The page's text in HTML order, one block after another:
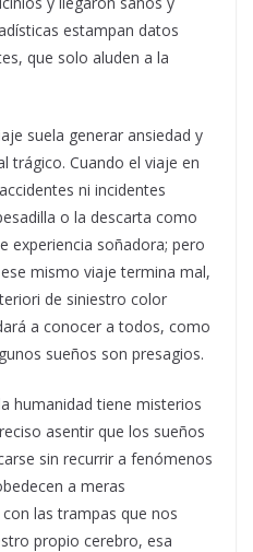
estampan datos
que solo aluden a la
suela generar ansiedad y
trágico. Cuando el viaje en
ni incidentes
o la descarta como
experiencia soñadora; pero
mismo viaje termina mal,
de siniestro color
a conocer a todos, como
sueños son presagios.
humanidad tiene misterios
asentir que los sueños
sin recurrir a fenómenos
a meras
las trampas que nos
propio cerebro, esa